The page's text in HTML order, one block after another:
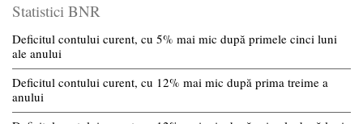
Statistici BNR
Deficitul contului curent, cu 5% mai mic după primele cinci luni
ale anului
Deficitul contului curent, cu 12% mai mic după prima treime a
anului